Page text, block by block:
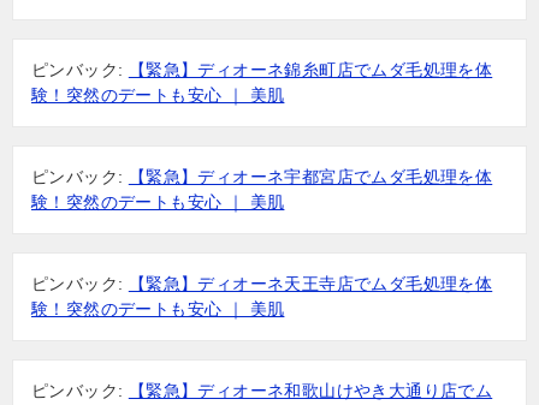
ピンバック:
【緊急】ディオーネ錦糸町店でムダ毛処理を体
験！突然のデートも安心 ｜ 美肌
ピンバック:
【緊急】ディオーネ宇都宮店でムダ毛処理を体
験！突然のデートも安心 ｜ 美肌
ピンバック:
【緊急】ディオーネ天王寺店でムダ毛処理を体
験！突然のデートも安心 ｜ 美肌
ピンバック:
【緊急】ディオーネ和歌山けやき大通り店でム